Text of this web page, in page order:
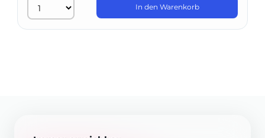
In den Warenkorb